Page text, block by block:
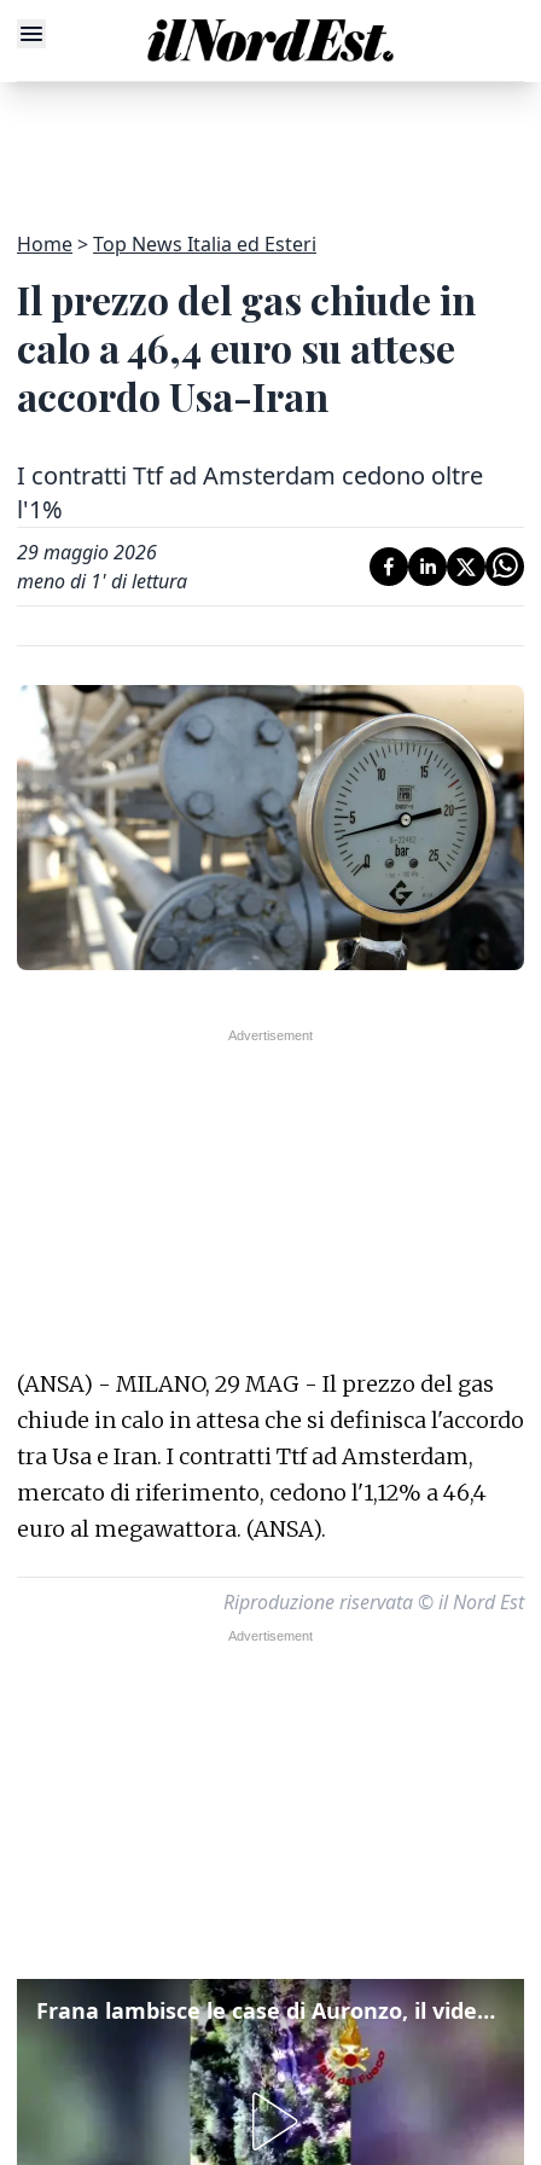
Home Top News Italia ed Esteri
Il prezzo del gas chiude in
calo a 46,4 euro su attese
accordo Usa-Iran
I contratti Ttf ad Amsterdam cedono oltre
l'1%
29 maggio 2026
meno di 1' di lettura
(ANSA) - MILANO, 29 MAG - Il prezzo del gas
chiude in calo in attesa che si definisca l'accordo
tra Usa e Iran. I contratti Ttf ad Amsterdam,
mercato di riferimento, cedono l'1,12% a 46,4
euro al megawattora. (ANSA).
Riproduzione riservata © il Nord Est
Frana lambisce le case di Auronzo, il video dall'elicottero dei vigili del fuoco